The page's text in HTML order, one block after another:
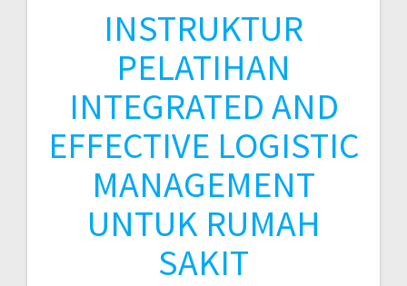
INSTRUKTUR
PELATIHAN
INTEGRATED AND
EFFECTIVE LOGISTIC
MANAGEMENT
UNTUK RUMAH
SAKIT